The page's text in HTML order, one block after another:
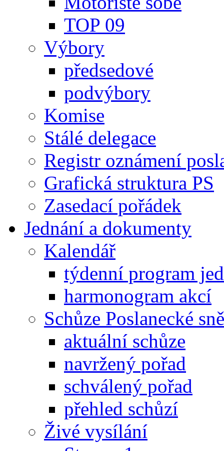
TOP 09
Výbory
předsedové
podvýbory
Komise
Stálé delegace
Registr oznámení
Grafická struktura PS
Zasedací pořádek
Jednání a dokumenty
Kalendář
týdenní program
harmonogram akcí
Schůze Poslanecké
aktuální schůze
navržený pořad
schválený pořad
přehled schůzí
Živé vysílání